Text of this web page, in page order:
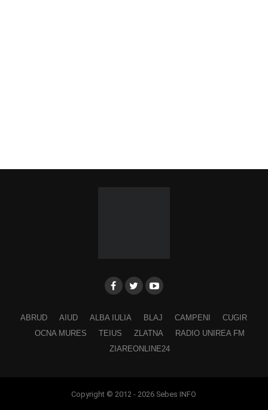
ABRUD AIUD ALBA IULIA BLAJ CAMPENI
CUGIR
OCNA MURES
TEIUS ZLATNA
RADIO UNIREA FM
ZIAREONLINE24
Copyright © 2012 - 2026 Sebes INFO